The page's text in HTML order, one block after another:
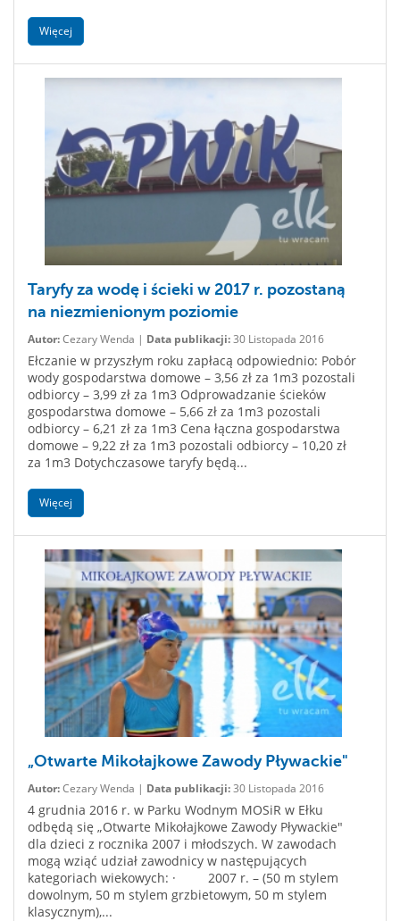
Więcej
Taryfy za wodę i ścieki w 2017 r. pozostaną
na niezmienionym poziomie
Autor:Cezary Wenda | Data publikacji:30 Listopada 2016
Ełczanie w przyszłym roku zapłacą odpowiednio: Pobór
wody gospodarstwa domowe – 3,56 zł za 1m3 pozostali
odbiorcy – 3,99 zł za 1m3 Odprowadzanie ścieków
gospodarstwa domowe – 5,66 zł za 1m3 pozostali
odbiorcy – 6,21 zł za 1m3 Cena łączna gospodarstwa
domowe – 9,22 zł za 1m3 pozostali odbiorcy – 10,20 zł
za 1m3 Dotychczasowe taryfy będą...
Więcej
„Otwarte Mikołajkowe Zawody Pływackie"
Autor:Cezary Wenda | Data publikacji:30 Listopada 2016
4 grudnia 2016 r. w Parku Wodnym MOSiR w Ełku
odbędą się „Otwarte Mikołajkowe Zawody Pływackie"
dla dzieci z rocznika 2007 i młodszych. W zawodach
mogą wziąć udział zawodnicy w następujących
kategoriach wiekowych: · 2007 r. – (50 m stylem
dowolnym, 50 m stylem grzbietowym, 50 m stylem
klasycznym),...